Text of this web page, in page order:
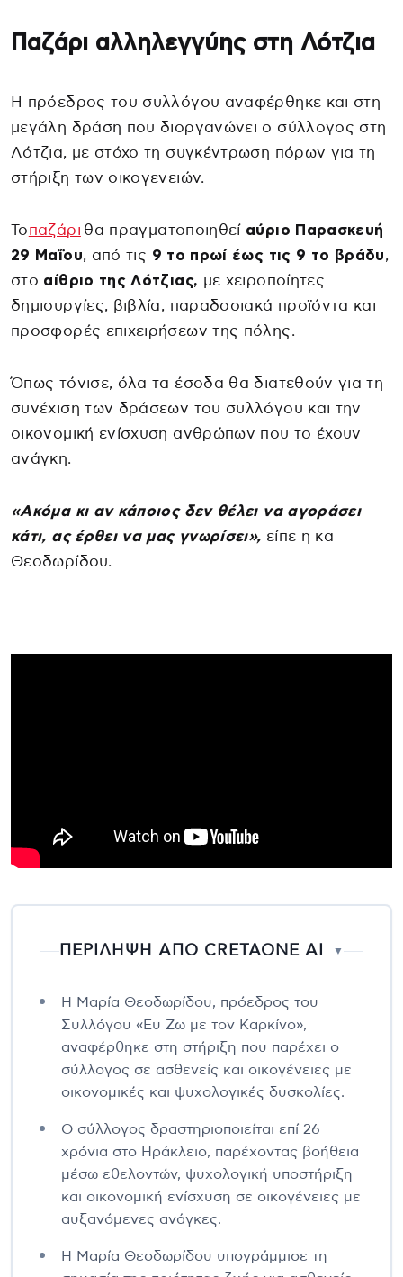
Παζάρι αλληλεγγύης στη Λότζια
Η πρόεδρος του συλλόγου αναφέρθηκε και στη
μεγάλη δράση που διοργανώνει ο σύλλογος στη
Λότζια, με στόχο τη συγκέντρωση πόρων για τη
στήριξη των οικογενειών.
Τοπαζάρι θα πραγματοποιηθεί αύριο Παρασκευή
29 Μαΐου, από τις 9 το πρωί έως τις 9 το βράδυ,
στο αίθριο της Λότζιας, με χειροποίητες
δημιουργίες, βιβλία, παραδοσιακά προϊόντα και
προσφορές επιχειρήσεων της πόλης.
Όπως τόνισε, όλα τα έσοδα θα διατεθούν για τη
συνέχιση των δράσεων του συλλόγου και την
οικονομική ενίσχυση ανθρώπων που το έχουν
ανάγκη.
«Ακόμα κι αν κάποιος δεν θέλει να αγοράσει
κάτι, ας έρθει να μας γνωρίσει», είπε η κα
Θεοδωρίδου.
ΠΕΡΙΛΗΨΗ ΑΠΟ CRETAONE AI ▼
Η Μαρία Θεοδωρίδου, πρόεδρος του
Συλλόγου «Ευ Ζω με τον Καρκίνο»,
αναφέρθηκε στη στήριξη που παρέχει ο
σύλλογος σε ασθενείς και οικογένειες με
οικονομικές και ψυχολογικές δυσκολίες.
Ο σύλλογος δραστηριοποιείται επί 26
χρόνια στο Ηράκλειο, παρέχοντας βοήθεια
μέσω εθελοντών, ψυχολογική υποστήριξη
και οικονομική ενίσχυση σε οικογένειες με
αυξανόμενες ανάγκες.
Η Μαρία Θεοδωρίδου υπογράμμισε τη